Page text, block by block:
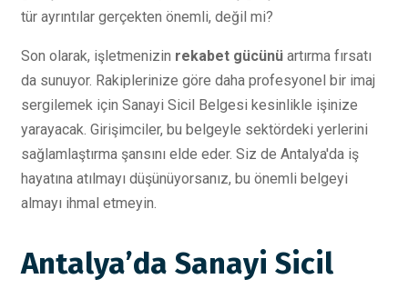
tür ayrıntılar gerçekten önemli, değil mi?
Son olarak, işletmenizin rekabet gücünü artırma fırsatı
da sunuyor. Rakiplerinize göre daha profesyonel bir imaj
sergilemek için Sanayi Sicil Belgesi kesinlikle işinize
yarayacak. Girişimciler, bu belgeyle sektördeki yerlerini
sağlamlaştırma şansını elde eder. Siz de Antalya'da iş
hayatına atılmayı düşünüyorsanız, bu önemli belgeyi
almayı ihmal etmeyin.
Antalya’da Sanayi Sicil